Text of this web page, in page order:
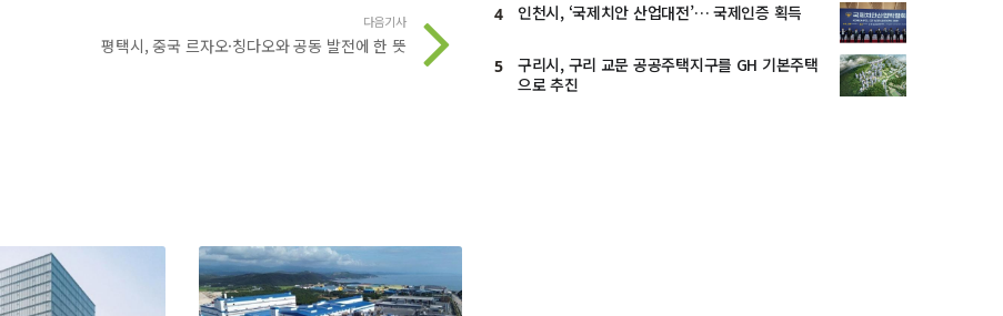
다음기사
평택시, 중국 르자오·칭다오와 공동 발전에 한 뜻
4 인천시, ‘국제치안 산업대전’… 국제인증 획득
5
구리시, 구리 교문 공공주택지구를 GH 기본주택
으로 추진